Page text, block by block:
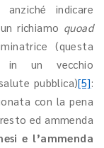
indicare
richiamo quoad
(questa
in un vecchio
pubblica)[5]:
con la pena
ed ammenda
e l’ammenda